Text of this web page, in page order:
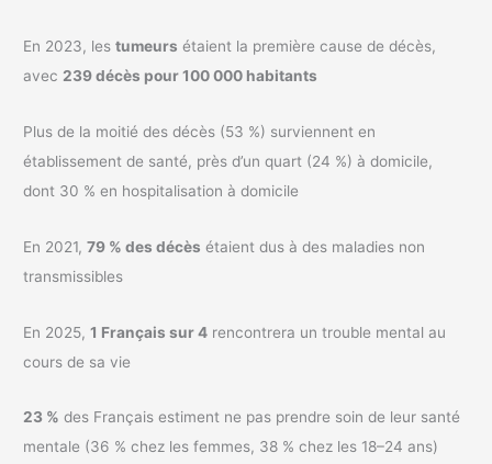
En 2023, lestumeurs étaient la première cause de décès,
avec 239 décès pour 100 000 habitants
Plus de la moitié des décès (53 %) surviennent en
établissement de santé, près d’un quart (24 %) à domicile,
dont 30 % en hospitalisation à domicile
En 2021,79 % des décès étaient dus à des maladies non
transmissibles
En 2025,1 Français sur 4 rencontrera un trouble mental au
cours de sa vie
23 % des Français estiment ne pas prendre soin de leur santé
mentale (36 % chez les femmes, 38 % chez les 18–24 ans)